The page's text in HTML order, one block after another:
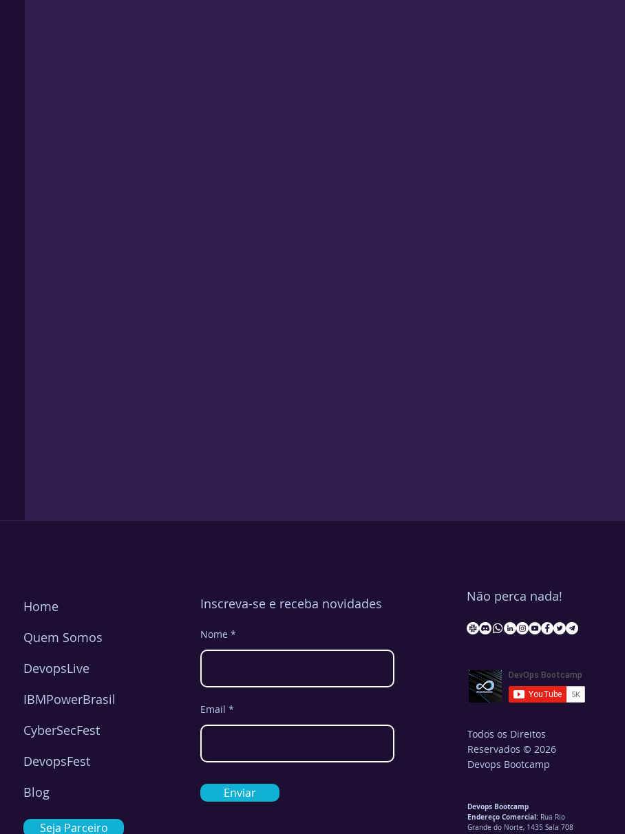
Home
Quem Somos
DevopsLive
IBMPowerBrasil
CyberSecFest
DevopsFest
Blog
Seja Parceiro
Inscreva-se e receba novidades
Nome
Email
Enviar
Não perca nada!
Todos os Direitos
Reservados © 2026
Devops Bootcamp
Devops Bootcamp
Endereço Comercial: Rua Rio
Grande do Norte, 1435 Sala 708